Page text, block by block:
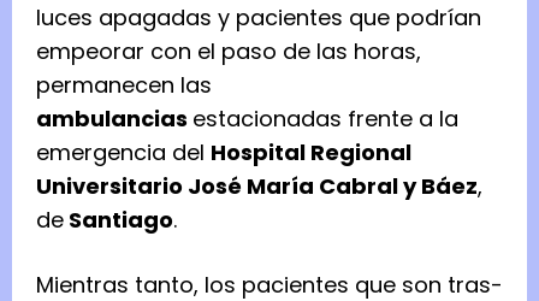
luces apagadas y pacientes que podrían
empeorar con el paso de las horas,
permanecen las
ambulancias estacionadas frente a la
emergencia del Hospital Regional
Universitario José María Cabral y Báez,
de Santiago.
Mien­tras tanto, los pacien­tes que son tras­